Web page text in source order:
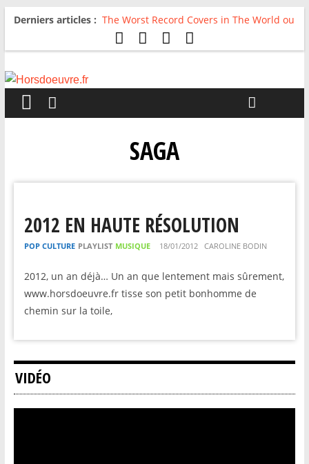
Derniers articles : The Worst Record Covers in The World ou
Comment rire du pire
Avril 2026 : C’est dans les vieux pots
For The First Time, Again : Tyler Ballgame
SAGA
2012 EN HAUTE RÉSOLUTION
POP CULTURE PLAYLIST MUSIQUE 18/01/2012 CAROLINE BODIN
2012, un an déjà… Un an que lentement mais sûrement,
www.horsdoeuvre.fr tisse son petit bonhomme de
chemin sur la toile,
VIDÉO